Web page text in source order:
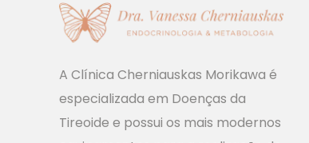
A Clínica Cherniauskas Morikawa é
especializada em Doenças da
Tireoide e possui os mais modernos